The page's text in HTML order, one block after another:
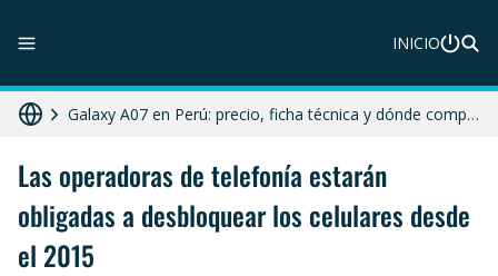
INICIO
Galaxy A07 en Perú: precio, ficha técnica y dónde comprar
Las operadoras de telefonía estarán
obligadas a desbloquear los celulares desde
el 2015